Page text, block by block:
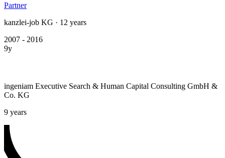
Partner
kanzlei-job KG · 12 years
2007 - 2016
9y
ingeniam Executive Search & Human Capital Consulting GmbH &
Co. KG
9 years